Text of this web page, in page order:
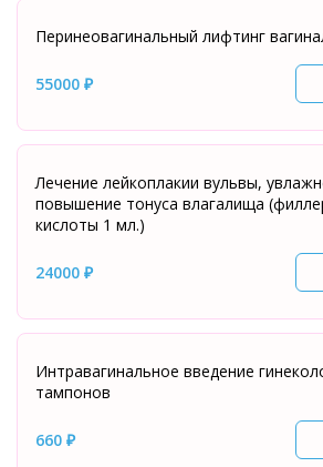
Перинеовагинальный лифтинг
55000 ₽
Лечение лейкоплакии вульвы,
повышение тонуса влагалища
кислоты 1 мл.)
24000 ₽
Интравагинальное введение
тампонов
660 ₽